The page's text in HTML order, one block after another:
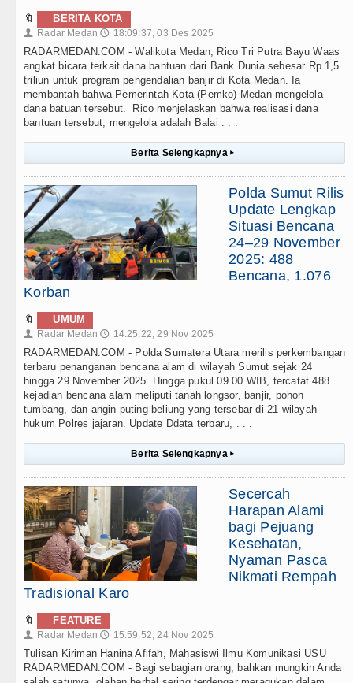
🔖 BERITA KOTA
👤 Radar Medan 🕔 18:09:37, 03 Des 2025
RADARMEDAN.COM - Walikota Medan, Rico Tri Putra Bayu Waas
angkat bicara terkait dana bantuan dari Bank Dunia sebesar Rp 1,5
triliun untuk program pengendalian banjir di Kota Medan. Ia
membantah bahwa Pemerintah Kota (Pemko) Medan mengelola
dana batuan tersebut. Rico menjelaskan bahwa realisasi dana
bantuan tersebut, mengelola adalah Balai . . .
Berita Selengkapnya ▸
Polda Sumut Rilis
Update Lengkap
Situasi Bencana
24–29 November
2025: 488
Bencana, 1.076
Korban
🔖 UMUM
👤 Radar Medan 🕔 14:25:22, 29 Nov 2025
RADARMEDAN.COM - Polda Sumatera Utara merilis perkembangan
terbaru penanganan bencana alam di wilayah Sumut sejak 24
hingga 29 November 2025. Hingga pukul 09.00 WIB, tercatat 488
kejadian bencana alam meliputi tanah longsor, banjir, pohon
tumbang, dan angin puting beliung yang tersebar di 21 wilayah
hukum Polres jajaran. Update Ddata terbaru, . . .
Berita Selengkapnya ▸
Secercah
Harapan Alami
bagi Pejuang
Kesehatan,
Nyaman Pasca
Nikmati Rempah
Tradisional Karo
🔖 FEATURE
👤 Radar Medan 🕔 15:59:52, 24 Nov 2025
Tulisan Kiriman Hanina Afifah, Mahasiswi Ilmu Komunikasi USU
RADARMEDAN.COM - Bagi sebagian orang, bahkan mungkin Anda